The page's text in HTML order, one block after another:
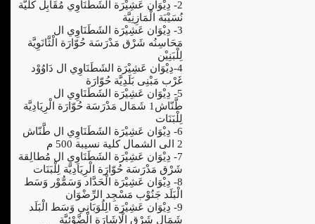
2- دِيْوَان عَشِيْرَة الشَطَنَاوِي مُقَابِل كُلِّيَّة
نُسَيْبَة الْمَازِنِيَّة
3- دِيْوَان عَشِيْرَة الشَطَنَاوِي ال
مَحَاسِنُه شَرْق مَدْرَسَة حُوّارَة الْثَّانَوِيَّة
لِلْبَنِيْن
4-دِيْوَان عَشِيْرَة الشَطَنَاوِي ال دَاوُوْد
غَرْب مَبْنِى بَلَدِيَّة حُوّارَة
5- دِيْوَان عَشِيْرَة الشَطَنَاوِي ال
طَّنّاش1 شَمَال مَدْرَسَة حُوّارَة الْرِيَادِيَّة
لِلْبَنَات
6- دِيْوَان عَشِيْرَة الشَطَنَاوِي ال طَّنّاش
2 الى الشمال كلية نسيبة 500 م
7- دِيْوَان عَشِيْرَة الشَطَنَاوِي ال مُطالِقة
شَرْق مَدْرَسَة حُوّارَة الْرِيَادِيَّة لِلْبَنَات
8- دِيْوَان عَشِيْرَة الْحَدَّاد وَسَمُّوْر وَسَط
الْبَلَد جَنُوْب مَسْجِد الرِّضْوَان
9- دِيْوَان عَشِيْرَة الِلُوَبَانِي وَسَط الْبَلَد
شَمَال شَرْق الْاشَارَة الْضَّوْئِيَّة